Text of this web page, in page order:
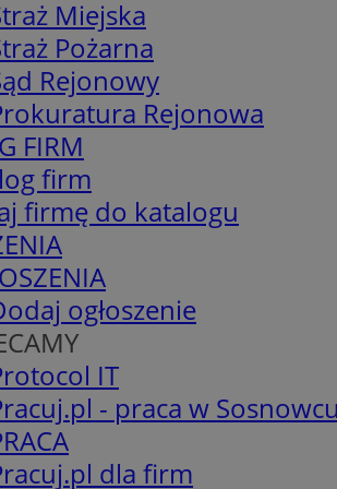
Miejska
Pożarna
Rejonowy
Rejonowa
FIRM
firm
firmę do katalogu
ogłoszenie
IT
- praca w
dla firm